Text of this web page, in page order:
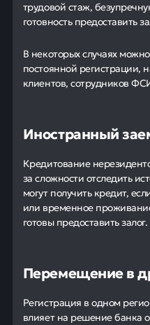
трудовой стаж,
готовность предоставить
В некоторых случаях
постоянной регистрации,
клиентов, сотрудников
Иностранный
Кредитование
за сложности отследить
могут получить кредит,
или временное
готовы предоставить залог.
Перемещение в
Регистрация в одном
влияет на решение банка